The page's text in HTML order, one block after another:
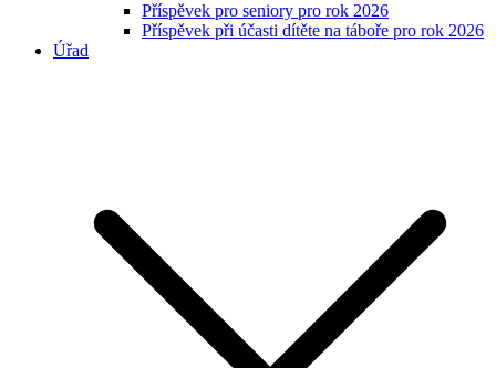
Příspěvek pro seniory pro rok 2026
Příspěvek při účasti dítěte na táboře pro rok 2026
Úřad